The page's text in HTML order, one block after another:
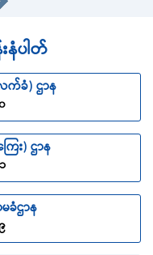
ပါတ်
ခံ) ဌာန
း) ဌာန
ဌာန